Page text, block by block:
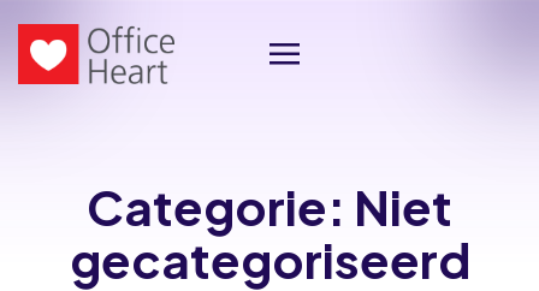
Categorie: Niet
gecategoriseerd